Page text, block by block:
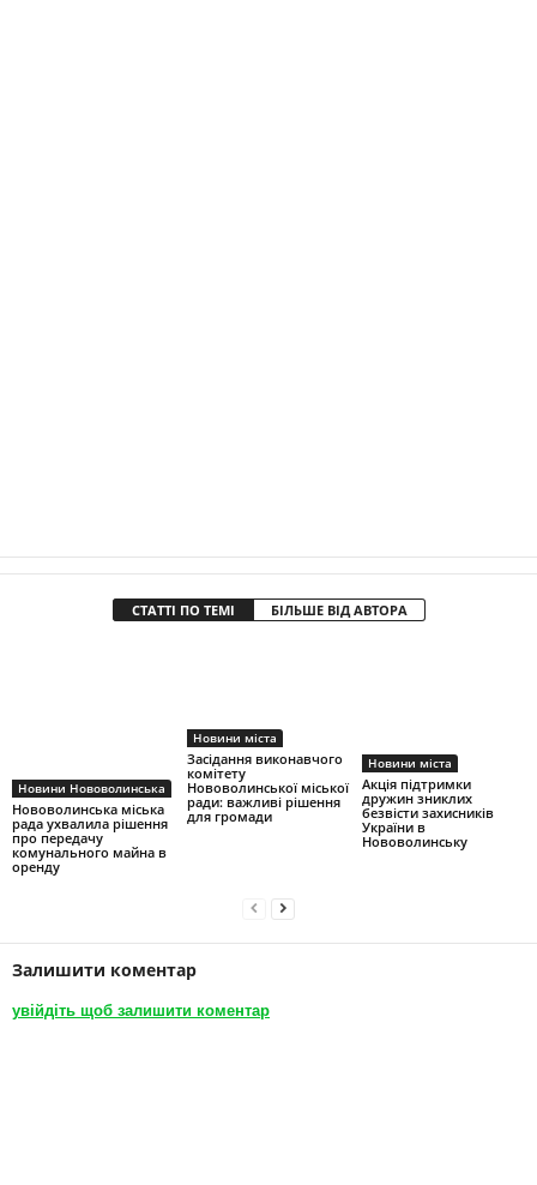
СТАТТІ ПО ТЕМІ БІЛЬШЕ ВІД АВТОРА
Новини Нововолинська
Нововолинська міська
рада ухвалила рішення
про передачу
комунального майна в
оренду
Новини міста
Засідання виконавчого
комітету
Нововолинської міської
ради: важливі рішення
для громади
Новини міста
Акція підтримки
дружин зниклих
безвісти захисників
України в
Нововолинську
Залишити коментар
увійдіть щоб залишити коментар